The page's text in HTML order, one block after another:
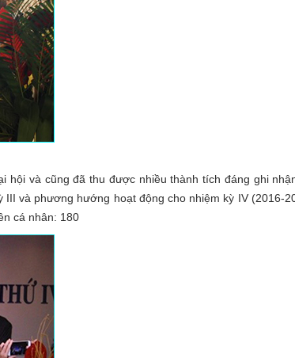
và cũng đã thu được nhiều thành tích đáng ghi
và phương hướng hoạt động cho nhiệm kỳ IV (2016-
cá nhân: 180